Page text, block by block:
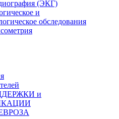
(ЭКГ)
и
обследования
и